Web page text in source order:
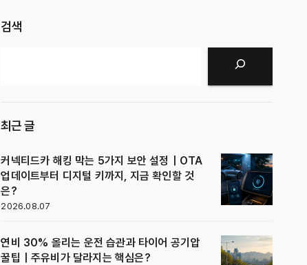
검색
최근 글
커넥티드카 해킹 막는 5가지 보안 설정｜OTA
업데이트부터 디지털 키까지, 지금 확인할 것
은?
2026.08.07
연비 30% 올리는 운전 습관과 타이어 공기압
꿀팁｜주유비가 달라지는 핵심은?